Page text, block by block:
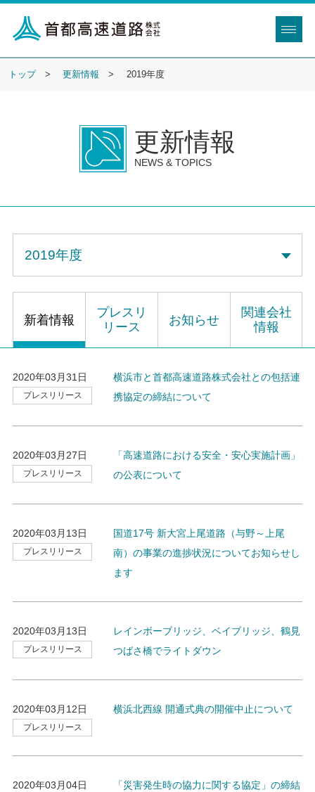
トップ 更新情報 2019年度
更新情報
NEWS & TOPICS
新着情報
プレスリ
リース
お知らせ
関連会社
情報
2020年03月31日
プレスリリース
横浜市と首都高速道路株式会社との包括連
携協定の締結について
2020年03月27日
プレスリリース
「高速道路における安全・安心実施計画」
の公表について
2020年03月13日
プレスリリース
国道17号 新大宮上尾道路（与野～上尾
南）の事業の進捗状況についてお知らせし
ます
2020年03月13日
プレスリリース
レインボーブリッジ、ベイブリッジ、鶴見
つばさ橋でライトダウン
2020年03月12日
プレスリリース
横浜北西線 開通式典の開催中止について
2020年03月04日
「災害発生時の協力に関する協定」の締結